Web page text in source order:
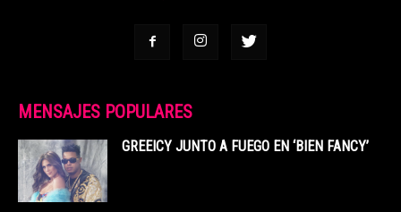
MENSAJES POPULARES
GREEICY JUNTO A FUEGO EN ‘BIEN FANCY’